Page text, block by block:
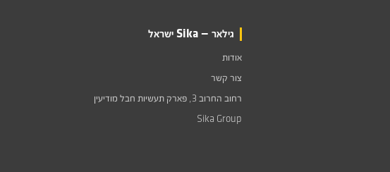
גילאר — Sika ישראל
אודות
צור קשר
רחוב החרוב 3, פארק תעשיות חבל מודיעין
Sika Group